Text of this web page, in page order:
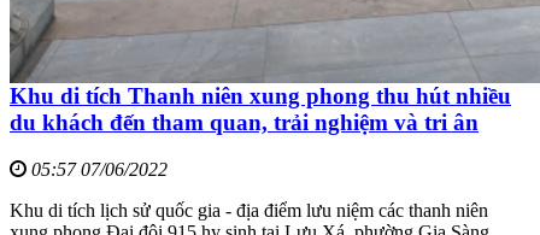
Khu di tích Thanh niên xung phong thu hút nhiều
du khách đến tham quan, trải nghiệm và tri ân
05:57 07/06/2022
Khu di tích lịch sử quốc gia - địa điểm lưu niệm các thanh niên